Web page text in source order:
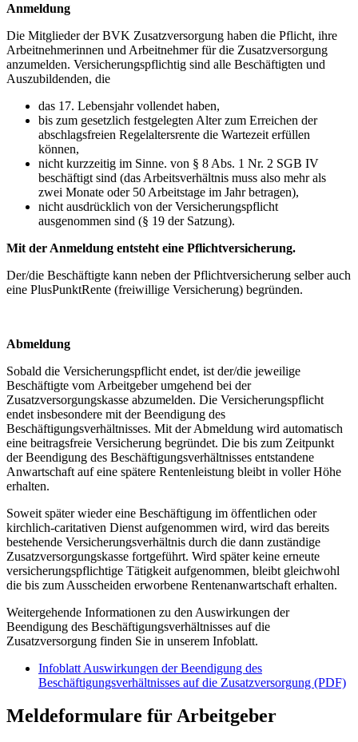
Anmeldung
Die Mitglieder der BVK Zusatzversorgung haben die Pflicht, ihre
Arbeitnehmerinnen und Arbeitnehmer für die Zusatzversorgung
anzumelden. Versicherungspflichtig sind alle Beschäftigten und
Auszubildenden, die
das 17. Lebensjahr vollendet haben,
bis zum gesetzlich festgelegten Alter zum Erreichen der
abschlagsfreien Regelaltersrente die Wartezeit erfüllen
können,
nicht kurzzeitig im Sinne. von § 8 Abs. 1 Nr. 2 SGB IV
beschäftigt sind (das Arbeitsverhältnis muss also mehr als
zwei Monate oder 50 Arbeitstage im Jahr betragen),
nicht ausdrücklich von der Versicherungspflicht
ausgenommen sind (§ 19 der Satzung).
Mit der Anmeldung entsteht eine Pflichtversicherung.
Der/die Beschäftigte kann neben der Pflichtversicherung selber auch
eine PlusPunktRente (freiwillige Versicherung) begründen.
Abmeldung
Sobald die Versicherungspflicht endet, ist der/die jeweilige
Beschäftigte vom Arbeitgeber umgehend bei der
Zusatzversorgungskasse abzumelden. Die Versicherungspflicht
endet insbesondere mit der Beendigung des
Beschäftigungsverhältnisses. Mit der Abmeldung wird automatisch
eine beitragsfreie Versicherung begründet. Die bis zum Zeitpunkt
der Beendigung des Beschäftigungsverhältnisses entstandene
Anwartschaft auf eine spätere Rentenleistung bleibt in voller Höhe
erhalten.
Soweit später wieder eine Beschäftigung im öffentlichen oder
kirchlich-caritativen Dienst aufgenommen wird, wird das bereits
bestehende Versicherungsverhältnis durch die dann zuständige
Zusatzversorgungskasse fortgeführt. Wird später keine erneute
versicherungspflichtige Tätigkeit aufgenommen, bleibt gleichwohl
die bis zum Ausscheiden erworbene Rentenanwartschaft erhalten.
Weitergehende Informationen zu den Auswirkungen der
Beendigung des Beschäftigungsverhältnisses auf die
Zusatzversorgung finden Sie in unserem Infoblatt.
Infoblatt Auswirkungen der Beendigung des
Beschäftigungsverhältnisses auf die Zusatzversorgung (PDF)
Meldeformulare für Arbeitgeber